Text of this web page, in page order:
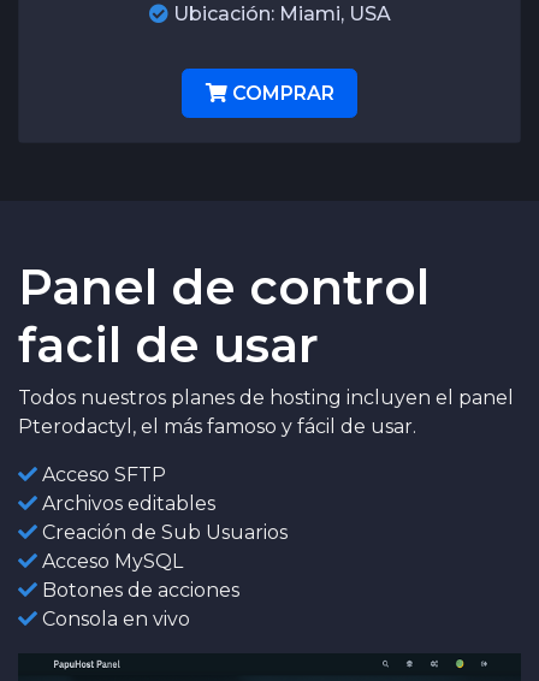
Ubicación: Miami, USA
COMPRAR
Panel de control
facil de usar
Todos nuestros planes de hosting incluyen el panel
Pterodactyl, el más famoso y fácil de usar.
Acceso SFTP
Archivos editables
Creación de Sub Usuarios
Acceso MySQL
Botones de acciones
Consola en vivo